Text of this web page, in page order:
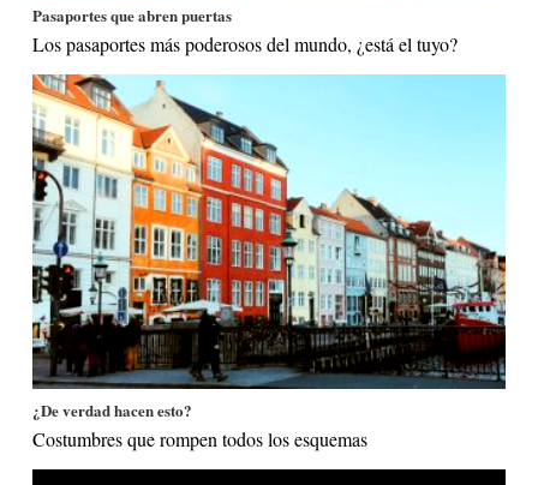
Pasaportes que abren puertas
Los pasaportes más poderosos del mundo, ¿está el tuyo?
¿De verdad hacen esto?
Costumbres que rompen todos los esquemas